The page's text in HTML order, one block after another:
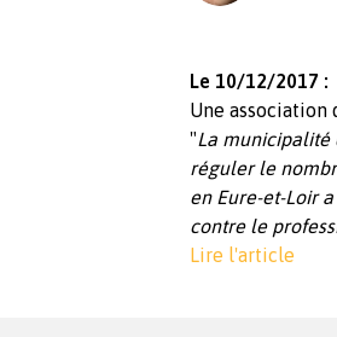
Le 10/12/2017 :
Une association
"La municipalité
réguler le
en Eure-et-Loir
contre le
Lire l'article